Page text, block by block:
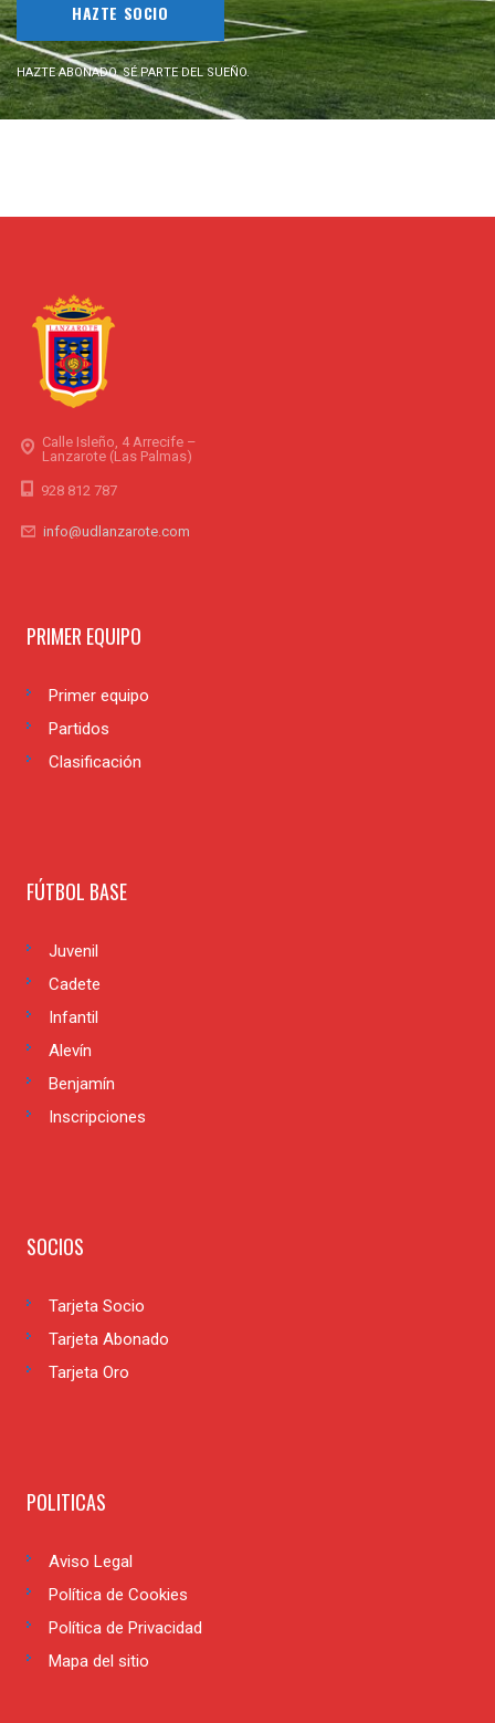
HAZTE SOCIO
HAZTE ABONADO. SÉ PARTE DEL SUEÑO.
Calle Isleño, 4 Arrecife –
Lanzarote (Las Palmas)
928 812 787
info@udlanzarote.com
PRIMER EQUIPO
Primer equipo
Partidos
Clasificación
FÚTBOL BASE
Juvenil
Cadete
Infantil
Alevín
Benjamín
Inscripciones
SOCIOS
Tarjeta Socio
Tarjeta Abonado
Tarjeta Oro
POLITICAS
Aviso Legal
Política de Cookies
Política de Privacidad
Mapa del sitio